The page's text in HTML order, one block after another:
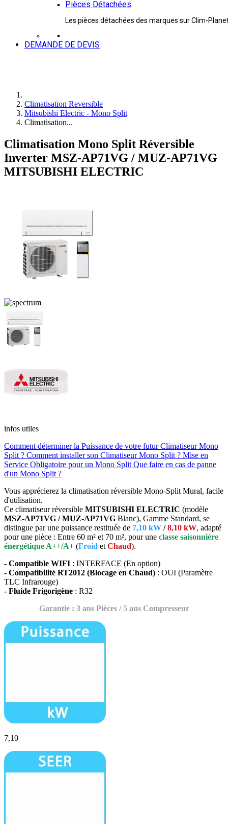
Pièces Détachées
Les pièces détachées des marques sur Clim-
DEMANDE DE DEVIS
Climatisation Reversible
Mitsubishi Electric - Mono Split
Climatisation...
Climatisation Mono Split Réversible
Inverter MSZ-AP71VG / MUZ-AP71VG
MITSUBISHI ELECTRIC
infos utiles
Comment déterminer la Puissance de votre futur Climatiseur Mono
Split ? Comment installer son Climatiseur Mono Split ? Mise en
Service Obligatoire pour un Mono Split Que faire en cas de panne
d'un Mono Split ?
Vous apprécierez la climatisation réversible Mono-Split Mural, facile
d'utilisation.
Ce climatiseur réversible MITSUBISHI ELECTRIC (modèle
MSZ-AP71VG / MUZ-AP71VG Blanc), Gamme Standard, se
distingue par une puissance restituée de 7,10 kW /8,10 kW, adapté
pour une pièce : Entre 60 m² et 70 m², pour une classe saisonnière
énergétique A++/A+ (Froid et Chaud).
- Compatible WIFI : INTERFACE (En option)
- Compatibilité RT2012 (Blocage en Chaud) : OUI (Paramètre
TLC Infrarouge)
- Fluide Frigorigène : R32
Garantie : 3 ans Pièces / 5 ans Compresseur
7,10